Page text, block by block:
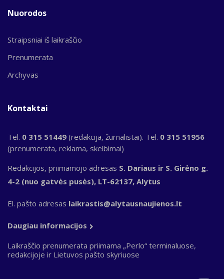
Nuorodos
Straipsniai iš laikraščio
Prenumerata
Archyvas
Kontaktai
Tel. 0 315 51449 (redakcija, žurnalistai). Tel. 0 315 51956
(prenumerata, reklama, skelbimai)
Redakcijos, priimamojo adresas S. Dariaus ir S. Girėno g.
4-2 (nuo gatvės pusės), LT-62137, Alytus
El. pašto adresas laikrastis@alytausnaujienos.lt
Daugiau informacijos
Laikraščio prenumerata priimama „Perlo“ terminaluose,
redakcijoje ir Lietuvos pašto skyriuose